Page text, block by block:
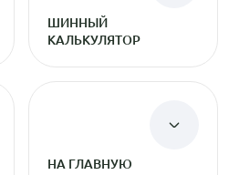
ШИННЫЙ
КАЛЬКУЛЯТОР
НА ГЛАВНУЮ